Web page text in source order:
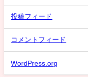
投稿フィード
コメントフィード
WordPress.org